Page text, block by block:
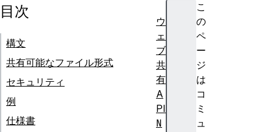
こ
の
ペ
ー
ジ
は
コ
ミ
ュ
目次
構文
共有可能なファイル形式
セキュリティ
例
仕様書
ウ
ェ
ブ
共
有
A
PI
N